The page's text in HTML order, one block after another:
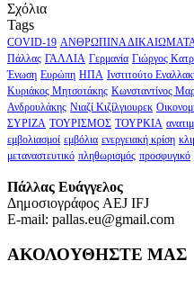
Σχόλια
Tags
COVID-19 ΑΝΘΡΩΠΙΝΑ
Πάλλας ΓΑΛΛΙΑ Γερμανία Γιώργος
Ένωση Ευρώπη ΗΠΑ Ινστιτούτο
Κυριάκος Μητσοτάκης Κωνσταντίνος
Ανδρουλάκης Νιαζί Κιζίλγιουρεκ
ΣΥΡΙΖΑ ΤΟΥΡΙΣΜΟΣ ΤΟΥΡΚΙΑ
εμβολιασμοί εμβόλια ενεργειακή κρίση
μεταναστευτικό πληθωρισμός προσφυγικό
Πάλλας Ευάγγελος
Δημοσιογράφος AEJ ΙFJ
E-mail: pallas.eu@gmail.com
ΑΚΟΛΟΥΘΗΣΤΕ ΜΑΣ